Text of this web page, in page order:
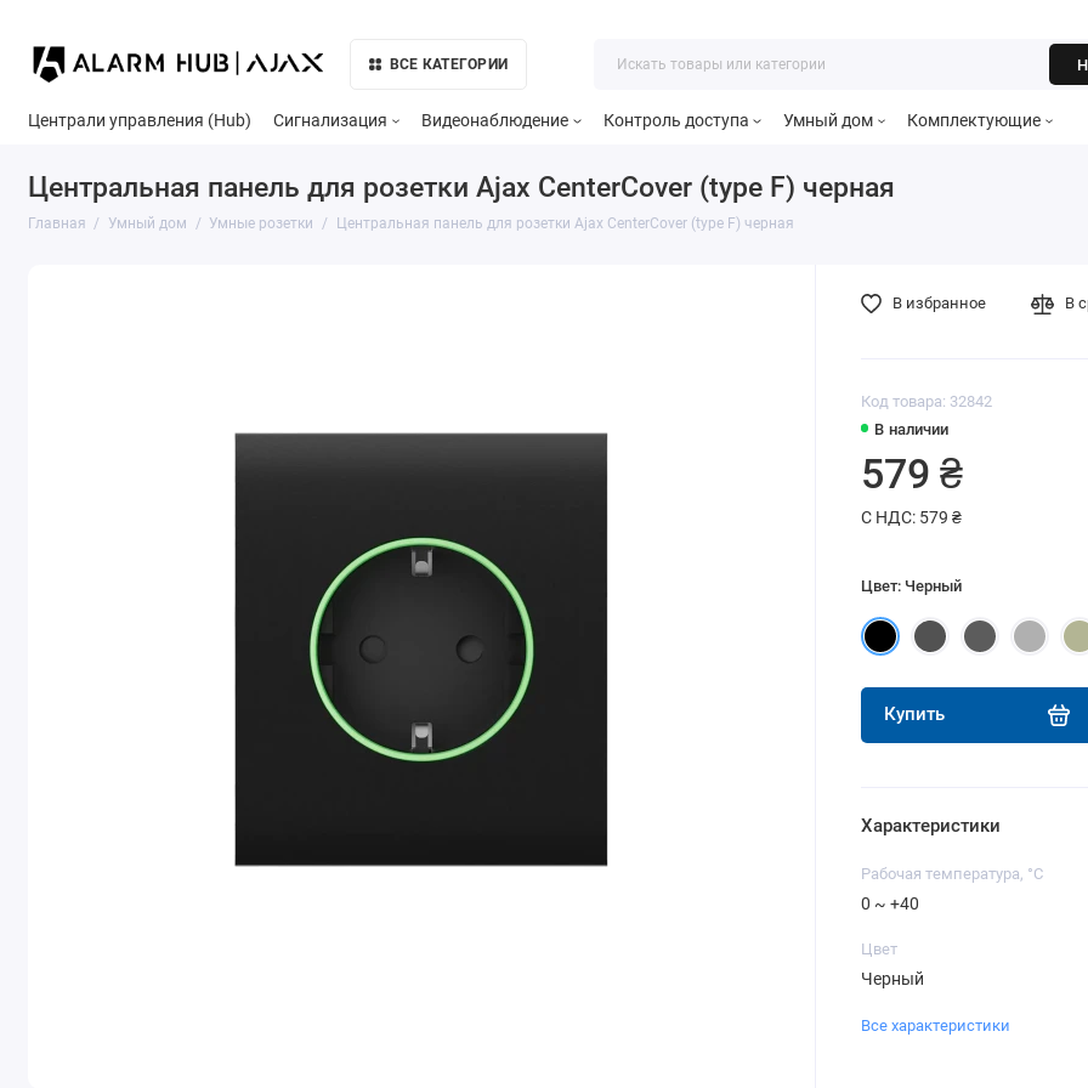
ВСЕ КАТЕГОРИИ
Централи управления (Hub) Сигнализация Видеонаблюдение Контроль доступа Умный дом Комплектующие
Центральная панель для розетки Ajax CenterCover (type F) черная
Главная Умный дом Умные розетки Центральная панель для розетки Ajax CenterCover (type F) черная
Код товара: 32842
В наличии
579 ₴
С НДС: 579 ₴
Цвет: Черный
Купить
В избранное В
Характеристики
Рабочая температура, °C
0 ~ +40
Цвет
Черный
Все характеристики